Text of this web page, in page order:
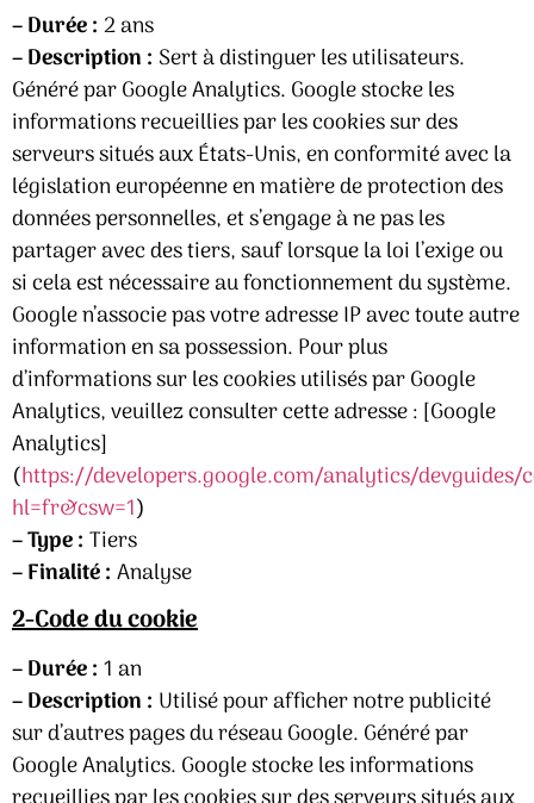
– Durée : 2 ans
– Description : Sert à distinguer les utilisateurs.
Généré par Google Analytics. Google stocke les
informations recueillies par les cookies sur des
serveurs situés aux États-Unis, en conformité avec la
législation européenne en matière de protection des
données personnelles, et s’engage à ne pas les
partager avec des tiers, sauf lorsque la loi l’exige ou
si cela est nécessaire au fonctionnement du système.
Google n’associe pas votre adresse IP avec toute autre
information en sa possession. Pour plus
d’informations sur les cookies utilisés par Google
Analytics, veuillez consulter cette adresse : [Google
Analytics]
(https://developers.google.com/analytics/
hl=fr&csw=1)
– Type : Tiers
– Finalité : Analyse
2-Code du cookie
– Durée : 1 an
– Description : Utilisé pour afficher notre publicité
sur d’autres pages du réseau Google. Généré par
Google Analytics. Google stocke les informations